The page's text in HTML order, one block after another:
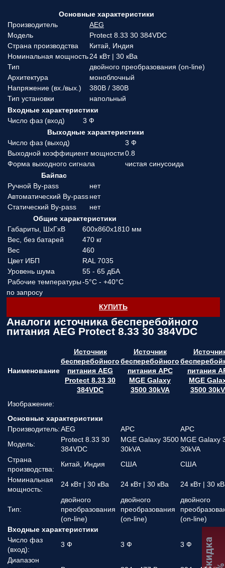
Основные характеристики
Производитель
AEG
Модель
Protect 8.33 30 384VDC
Страна производства
Китай, Индия
Номинальная мощность24 кВт | 30 кВа
Тип
двойного преобразования (on-line)
Архитектура
моноблочный
Напряжение (вx./вых.)
380В / 380В
Тип установки
напольный
Входные характеристики
Число фаз (вход)
3 Ф
Выходные характеристики
Число фаз (выход)
3 Ф
Выходной коэффициент мощности0.8
Форма выходного сигнала
чистая синусоида
Байпас
Ручной By-pass
нет
Автоматический By-passнет
Статический By-pass
нет
Общие характеристики
Габариты, ШхГхВ
600х860х1810 мм
Вес, без батарей
470 кг
Вес
460
Цвет ИБП
RAL 7035
Уровень шума
55 - 65 дБА
Рабочие температуры-5°C - +40°C
по запросу
КУПИТЬ
Аналоги источника бесперебойного
питания AEG Protect 8.33 30 384VDC
Наименование
Источник
бесперебойного
питания AEG
Protect 8.33 30
384VDC
Источник
бесперебойного
питания APC
MGE Galaxy
3500 30kVA
питания
MGE
3500
Изображение:
Основные характеристики
Производитель:AEG APC
APC
Модель:
Protect 8.33 30
384VDC
MGE Galaxy 3500
30kVA
MGE Galaxy
30kVA
Страна
производства:
Китай, Индия США
США
Номинальная
мощность:
24 кВт | 30 кВа 24 кВт | 30 кВа 24 кВт | 30
Тип:
двойного
преобразования
(on-line)
двойного
преобразования
(on-line)
двойного
(on-line)
Входные характеристики
Число фаз
(вход):
3 Ф 3 Ф
3 Ф
Диапазон